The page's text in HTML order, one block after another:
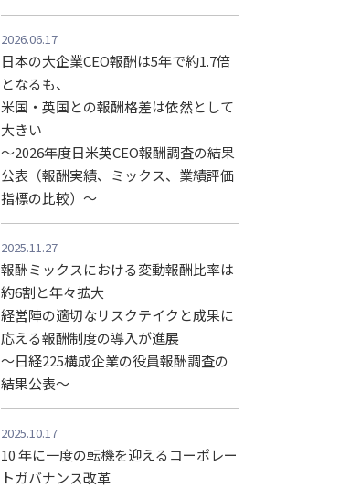
2026.06.17
日本の大企業CEO報酬は5年で約1.7倍
となるも、
米国・英国との報酬格差は依然として
大きい
～2026年度日米英CEO報酬調査の結果
公表（報酬実績、ミックス、業績評価
指標の比較）～
2025.11.27
報酬ミックスにおける変動報酬比率は
約6割と年々拡大
経営陣の適切なリスクテイクと成果に
応える報酬制度の導入が進展
～日経225構成企業の役員報酬調査の
結果公表～
2025.10.17
10 年に一度の転機を迎えるコーポレー
トガバナンス改革